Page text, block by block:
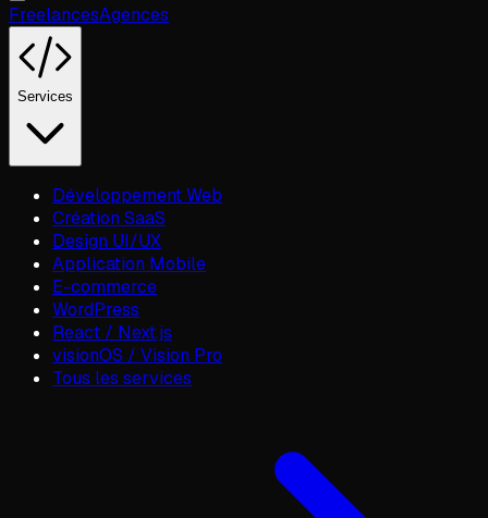
FreelancesAgences
Services
Développement Web
Création SaaS
Design UI/UX
Application Mobile
E-commerce
WordPress
React / Next.js
visionOS / Vision Pro
Tous les services